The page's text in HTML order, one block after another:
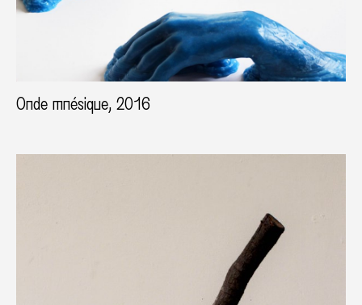
Onde mnésique, 2016